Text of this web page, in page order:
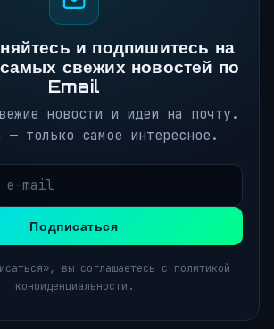
и подпишитесь на
свежих новостей по
Email
новости и идеи на почту.
— только самое интересное.
Подписаться
вы соглашаетесь с политикой
конфиденциальности.